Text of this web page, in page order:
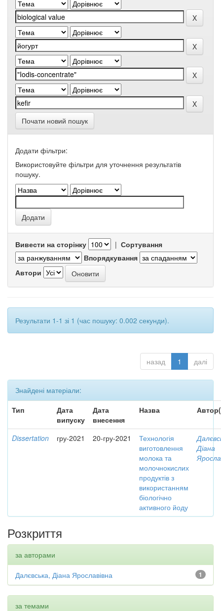
Почати новий пошук
Додати фільтри:
Використовуйте фільтри для уточнення результатів
пошуку.
Вивести на сторінку | Сортування
Впорядкування
Автори
Результати 1-1 зі 1 (час пошуку: 0.002 секунди).
назад 1 далі
Знайдені матеріали:
Тип
Дата
випуску
Дата
внесення
Назва
Dissertation гру-2021 20-гру-2021
Технологія
виготовлення
молока та
молочнокислих
продуктів з
використанням
біологічно
активного йоду
Діана
Розкриття
за авторами
1
Далєвська, Діана Ярославівна
за темами